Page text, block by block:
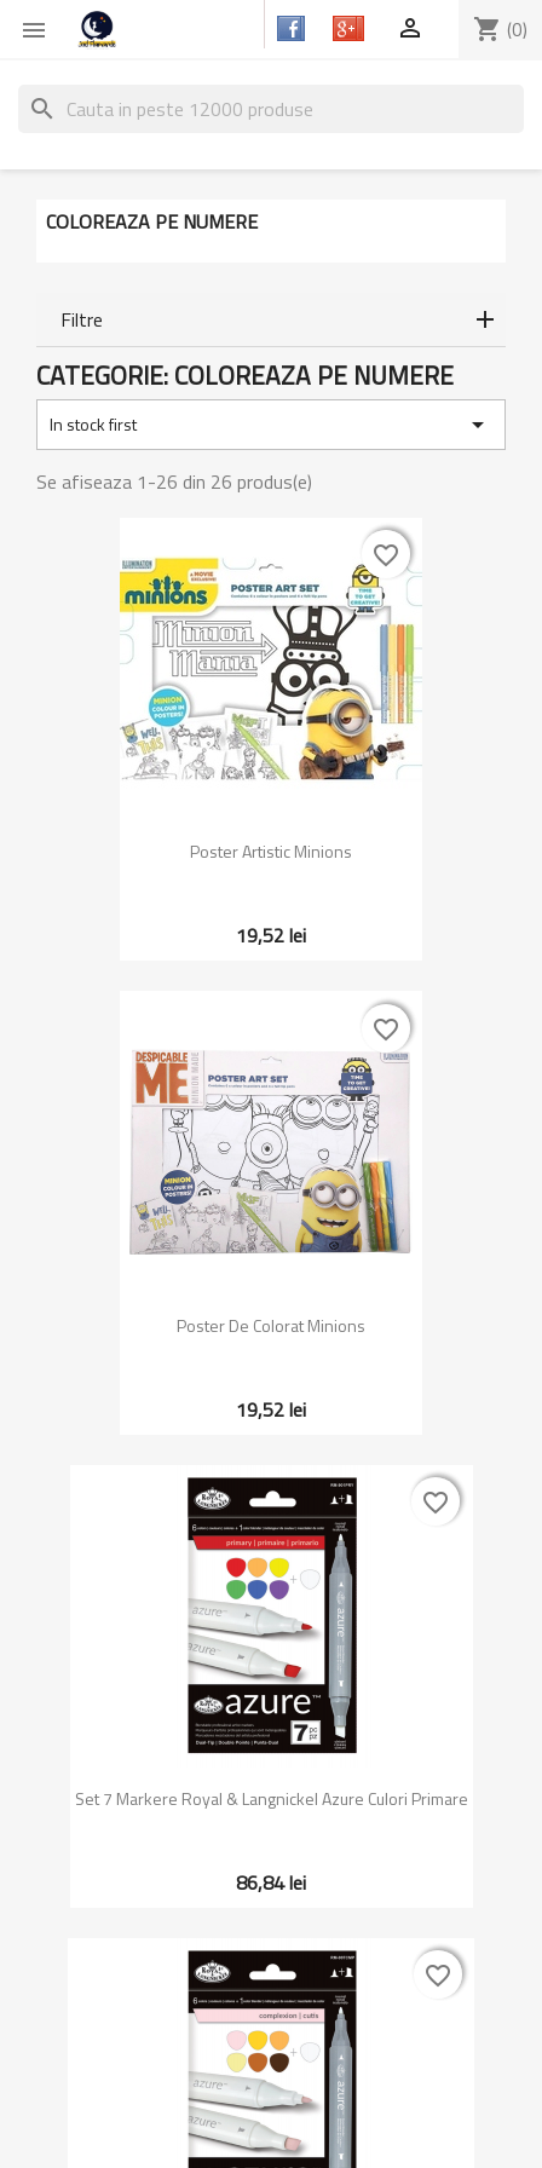
 shopping_cart (0)

search
COLOREAZA PE NUMERE
Filtre
CATEGORIE: COLOREAZA PE NUMERE
In stock first

Se afiseaza 1-26 din 26 produs(e)
Poster Artistic Minions
19,52 lei
favorite_border
favorite_border
Poster De Colorat Minions
19,52 lei
favorite_border
favorite_border
Set 7 Markere Royal & Langnickel Azure Culori Primare
86,84 lei
favorite_border
favorite_border
favorite_border
favorite_border